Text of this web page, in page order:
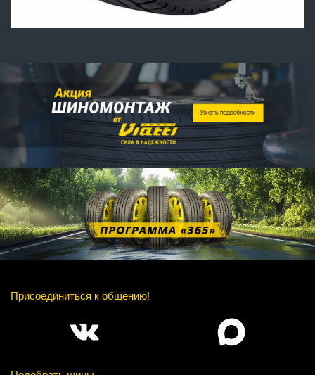
Присоединиться к общению!